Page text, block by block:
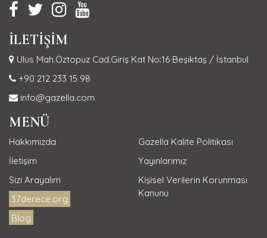
İLETİŞİM
Ulus Mah.Öztopuz Cad.Giriş Kat No:16 Beşiktaş / İstanbul
+90 212 233 15 98
info@gazella.com
MENÜ
Hakkımızda
İletişim
Sizi Arayalım
37derece.org
Blog
Gazella Kalite Politikası
Yayınlarımız
Kişisel Verilerin Korunması
Kanunu